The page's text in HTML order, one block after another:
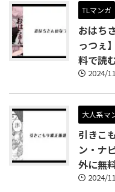
TLマンガ
おはち
っつぇ
料で読
2024/
大人系マ
引きこ
ン・ナ
外に無
2024/